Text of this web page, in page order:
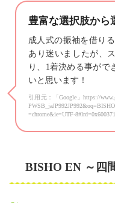
豊富な選択肢から
成人式の振袖を借り
あり迷いましたが、
り、1着決める事がで
いと思います！
引用元：「Google」https://
=chrome&ie=UTF-
BISHO EN ～四